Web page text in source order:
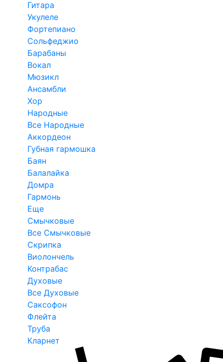
Гитара
Укулеле
Фортепиано
Сольфеджио
Барабаны
Вокал
Мюзикл
Ансамбли
Хор
Народные
Все Народные
Аккордеон
Губная гармошка
Баян
Балалайка
Домра
Гармонь
Еще
Смычковые
Все Смычковые
Скрипка
Виолончель
Контрабас
Духовые
Все Духовые
Саксофон
Флейта
Труба
Кларнет